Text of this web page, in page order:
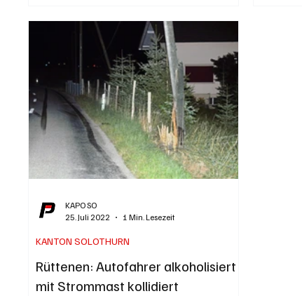
Jäggi verfügt über rund 30 Jahre
Berufserfahrung im Bildungswesen. Seine
berufliche Laufbahn begann er als
Oberschullehrer im Schulhaus Eichholz in
Grenchen. Anschliessend war er als Prima
Rüttenen: Autofahrer alkoholisiert
mit Strommast kollidiert
KANTON SOLOTHURN
KAPO SO
25. Juli 2022
1 Min. Lesezeit